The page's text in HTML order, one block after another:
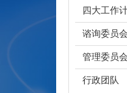
四大工作
谘询委员会
管理委员会
行政团队